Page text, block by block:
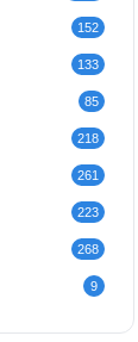
152
133
85
218
261
223
268
9